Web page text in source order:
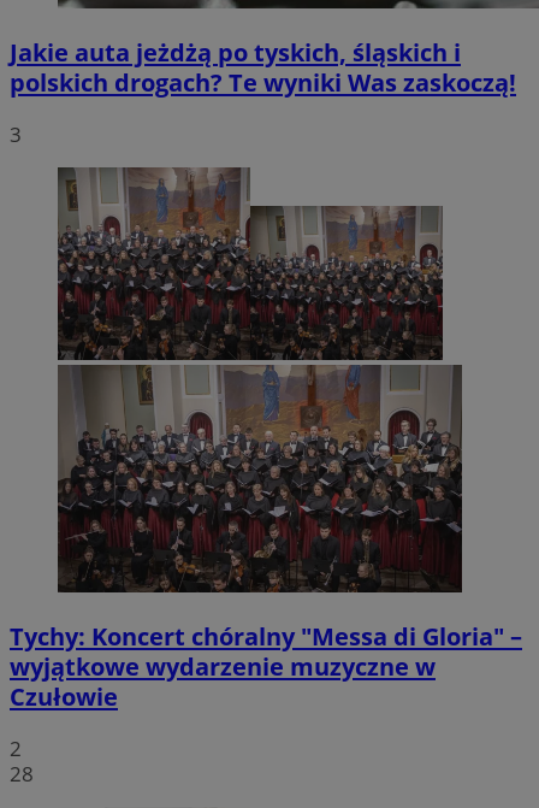
Jakie auta jeżdżą po tyskich, śląskich i
polskich drogach? Te wyniki Was zaskoczą!
3
Tychy: Koncert chóralny "Messa di Gloria" –
wyjątkowe wydarzenie muzyczne w
Czułowie
2
28